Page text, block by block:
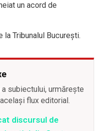
un acord de
Tribunalul Bucureşti.
subiectului, urmărește
flux editorial.
discursul de